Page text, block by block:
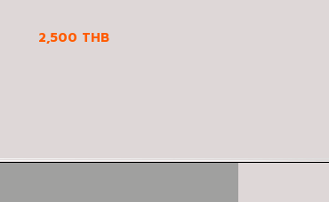
2,500 THB